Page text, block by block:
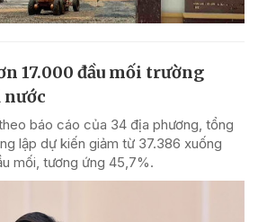
17.000 đầu mối trường
nước
báo cáo của 34 địa phương, tổng
lập dự kiến giảm từ 37.386 xuống
mối, tương ứng 45,7%.